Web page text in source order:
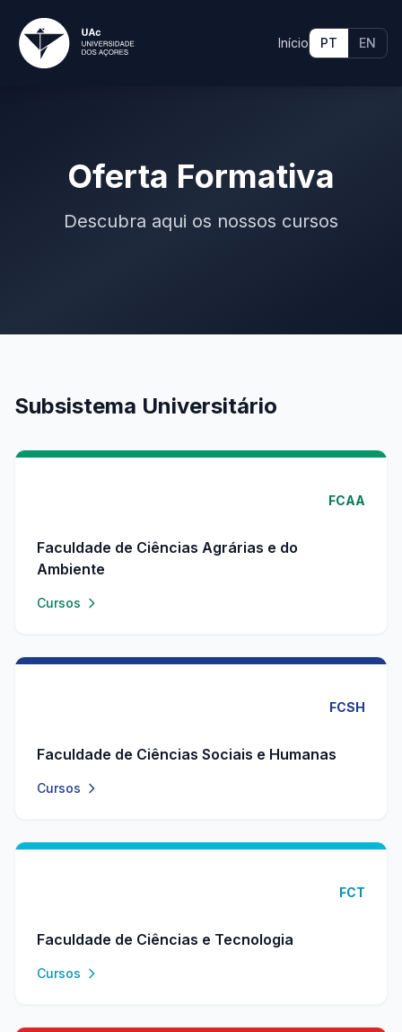
Início PT EN
Oferta Formativa
Descubra aqui os nossos cursos
Subsistema Universitário
FCAA
Faculdade de Ciências Agrárias e do
Ambiente
Cursos
FCSH
Faculdade de Ciências Sociais e Humanas
Cursos
FCT
Faculdade de Ciências e Tecnologia
Cursos